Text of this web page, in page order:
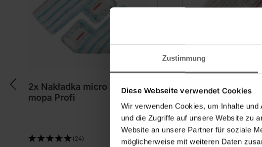
Zustimmung
Diese Webseite verwendet Cookies
Wir verwenden Cookies, um Inhalte
und die Zugriffe auf unsere Website zu
Website an unsere Partner für soziale
möglicherweise mit weiteren Daten
2x Nakładka micro duo do
mopa Profi
(24)
2x Nakładka
(18)